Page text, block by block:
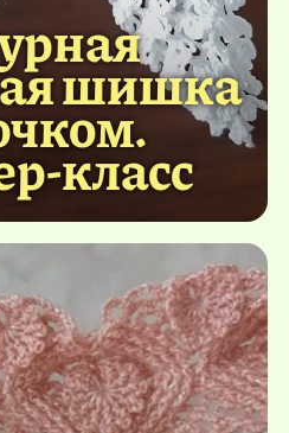
шишка
класс